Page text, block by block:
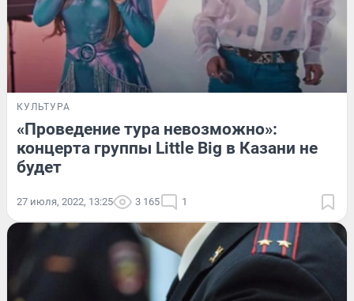
КУЛЬТУРА
«Проведение тура невозможно»:
концерта группы Little Big в Казани не
будет
27 июля, 2022, 13:25 3 165 1